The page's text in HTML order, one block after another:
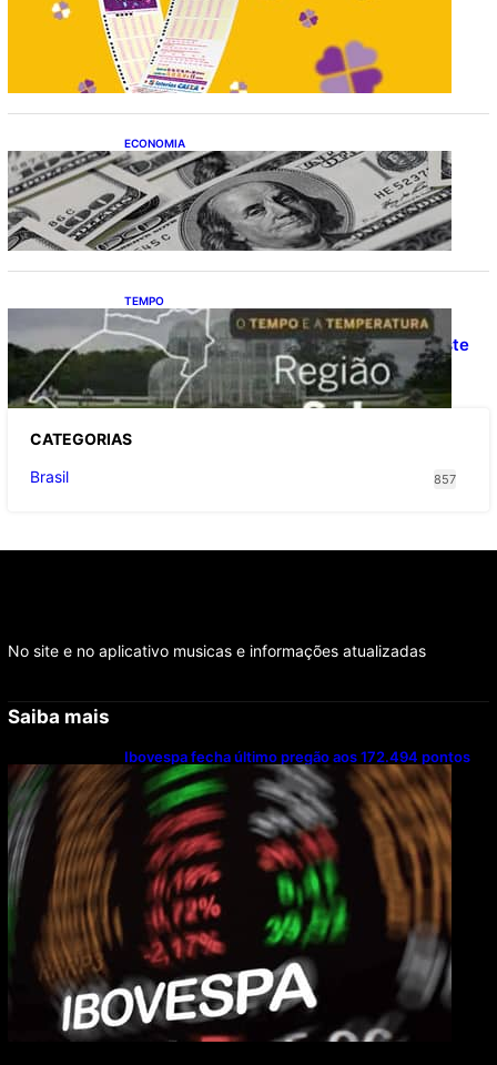
Resultado da lotofácil 3756: sorteio de
sexta-feira (07/08/2026)
ECONOMIA
Dólar fecha o último pregão cotado a R$
5,08
TEMPO
O TEMPO E A TEMPERATURA: Confira a
previsão do tempo para a Região Sul neste
sábado (8)
CATEGORIAS
Brasil
857
No site e no aplicativo musicas e informações atualizadas
Saiba mais
Ibovespa fecha último pregão aos 172.494 pontos